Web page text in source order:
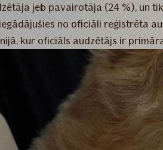
jeb pavairotāja (24 %), un
no oficiāli reģistrēta
kur oficiāls audzētājs ir